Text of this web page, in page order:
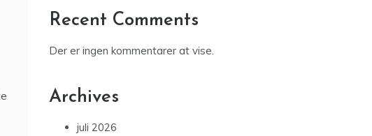
Handgjorda knivar med skandinavisk design
för friluftsliv och äventyr
Der er ingen kommentarer at vise.